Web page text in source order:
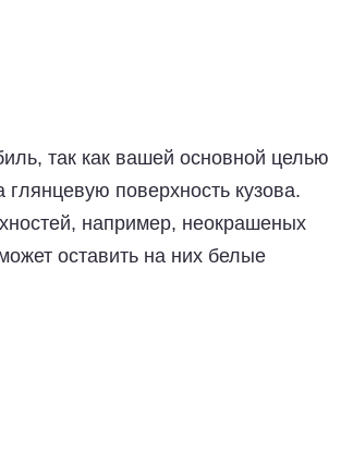
, так как вашей основной целью
глянцевую поверхность кузова.
например, неокрашеных
оставить на них белые